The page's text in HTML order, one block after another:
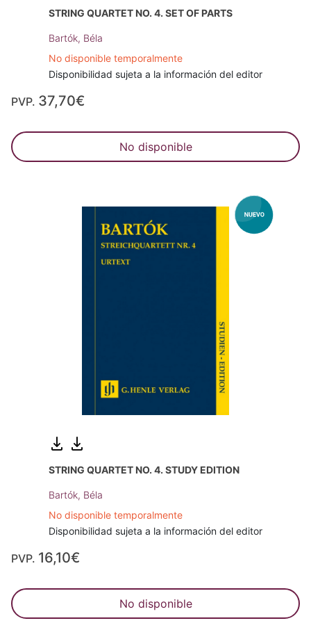
STRING QUARTET NO. 4. SET OF PARTS
Bartók, Béla
No disponible temporalmente
Disponibilidad sujeta a la información del editor
PVP. 37,70€
No disponible
STRING QUARTET NO. 4. STUDY EDITION
Bartók, Béla
No disponible temporalmente
Disponibilidad sujeta a la información del editor
PVP. 16,10€
No disponible